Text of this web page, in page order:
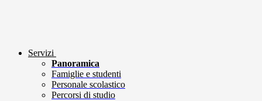
Servizi
Panoramica
Famiglie e studenti
Personale scolastico
Percorsi di studio